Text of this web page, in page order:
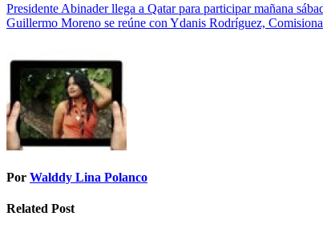
Presidente Abinader llega a Qatar para participar mañana
Guillermo Moreno se reúne con Ydanis Rodríguez,
Por Walddy Lina Polanco
Related Post